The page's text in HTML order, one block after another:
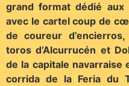
grand format dédié aux
avec le cartel coup de
de coureur
toros d’Alcurrucén et
de la capitale navarraise
corrida de la Feria du